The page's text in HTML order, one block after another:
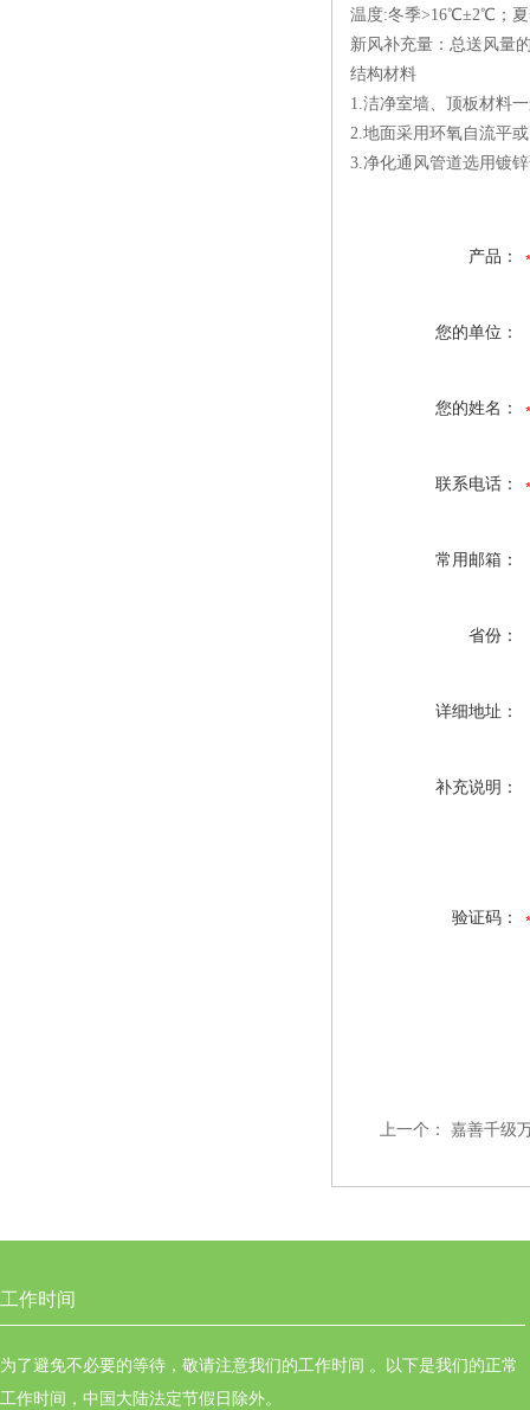
温度:冬季>16℃±2℃；
新风补充量：总送风量
结构材料
1.洁净室墙、顶板材料
2.地面采用环氧自流平
3.净化通风管道选用镀
产品：
您的单位：
您的姓名：
联系电话：
常用邮箱：
省份：
详细地址：
补充说明：
验证码：
上一个： 嘉善千级
工作时间
为了避免不必要的等待，敬请注意我们的工作时间 。以下是我们的正常
工作时间，中国大陆法定节假日除外。